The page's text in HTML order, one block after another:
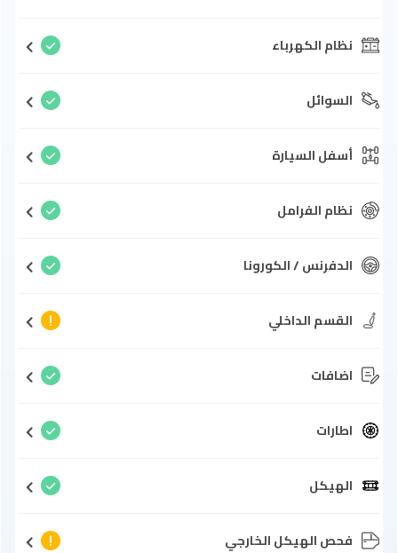
نظام الكهرباء
السوائل
أسفل السيارة
نظام الفرامل
الدفرنس / الكورونا
القسم الداخلي
اضافات
اطارات
الهيكل
فحص الهيكل الخارجي